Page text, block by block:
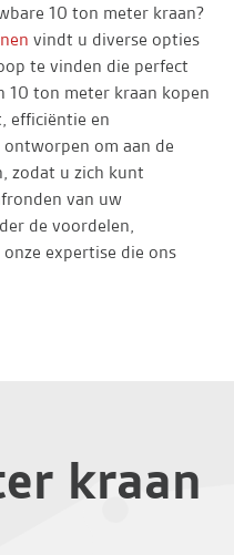
10 ton meter kraan?
vindt u diverse opties
te vinden die perfect
10 ton meter kraan kopen
efficiëntie en
om aan de
zodat u zich kunt
van uw
de voordelen,
expertise die ons
kraan